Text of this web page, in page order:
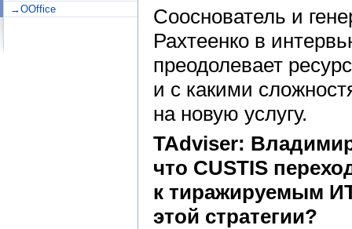
→OOffice
Сооснователь и
Рахтеенко в
преодолевает
и с какими
на новую услугу.
TAdviser:
что CUSTIS
к тиражируемым
этой стратегии?